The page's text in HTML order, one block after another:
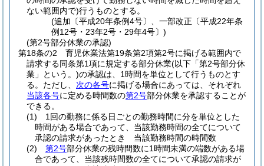
ない範囲内で)行うものとする。
(追加〔平成20年条例4号〕、一部改正〔平成22年条
例12号・23年2号・29年4号〕)
(第2号部分休業の承認)
第18条の2
育児休業法第19条第2項第2号に掲げる範囲内で
請求する同条第1項に規定する部分休業(以下「第2号部分休
業」という。)の承認は、1時間を単位として行うものとす
る。 ただし、 次の各号に掲げる場合にあっては、それぞれ
当該各号に定める時間数の第2号部分休業を承認することが
できる。
(1)
1回の勤務に係る日ごとの勤務時間に分を単位とした
時間がある場合であって、当該勤務時間の全てについて
承認の請求があったとき 当該勤務時間の時間数
(2)
第2号部分休業の残時間数に1時間未満の端数がある場
合であって、当該残時間数の全てについて承認の請求が